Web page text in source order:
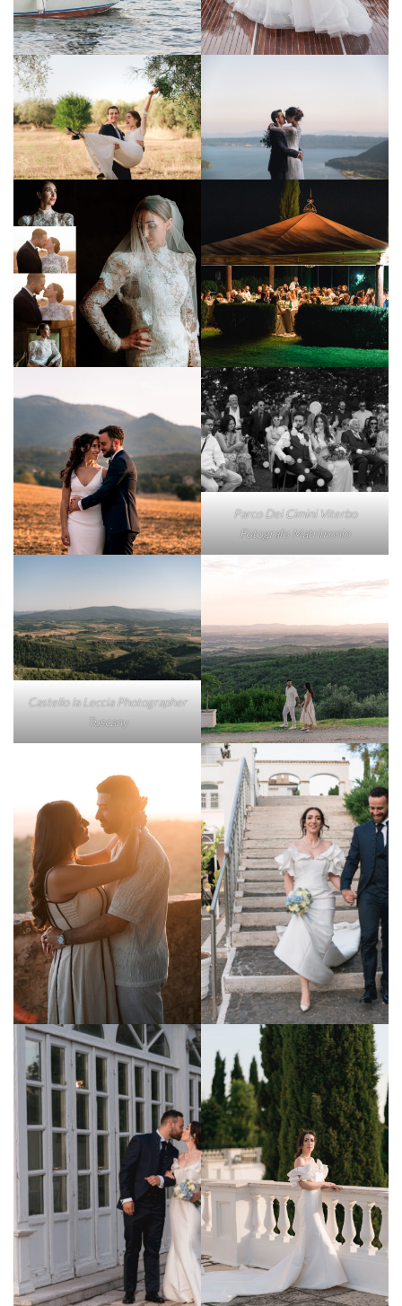
Parco Dei Cimini Viterbo
Fotografo Matrimonio
Castello la Leccia Photographer
Tuscany